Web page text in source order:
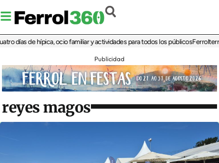
de hípica, ocio familiar y actividades para todos los públicosFerrolterra
Publicidad
reyes magos